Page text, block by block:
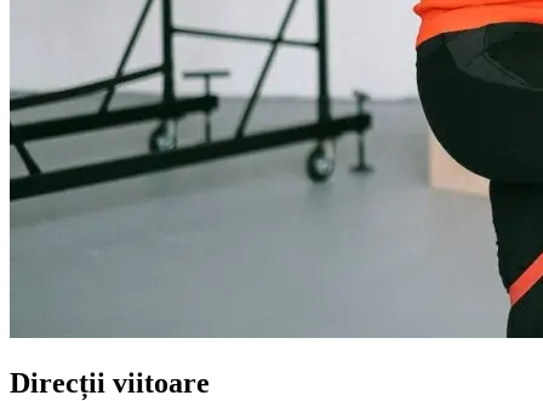
Direcții viitoare